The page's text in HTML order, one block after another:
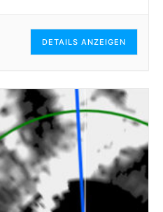
DETAILS ANZEIGEN